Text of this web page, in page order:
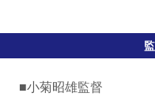
■小菊昭雄監督